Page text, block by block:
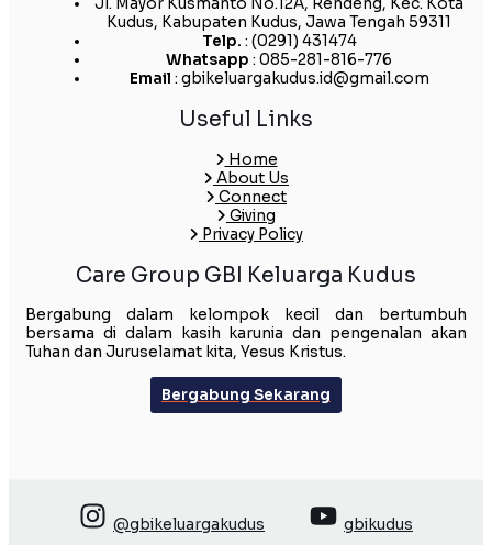
Jl. Mayor Kusmanto No.12A, Rendeng, Kec. Kota
Kudus, Kabupaten Kudus, Jawa Tengah 59311
Telp. : (0291) 431474
Whatsapp : 085-281-816-776
Email : gbikeluargakudus.id@gmail.com
Useful Links
Home
About Us
Connect
Giving
Privacy Policy
Care Group GBI Keluarga Kudus
Bergabung dalam kelompok kecil dan bertumbuh
bersama di dalam kasih karunia dan pengenalan akan
Tuhan dan Juruselamat kita, Yesus Kristus.
Bergabung Sekarang
@gbikeluargakudus gbikudus